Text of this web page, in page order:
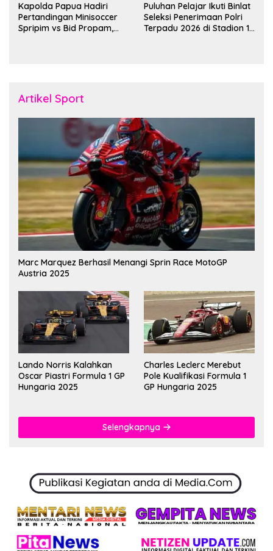
Kapolda Papua Hadiri
Pertandingan Minisoccer
Spripim vs Bid Propam,
Puluhan Pelajar Ikuti Binlat
Seleksi Penerimaan Polri
Terpadu 2026 di Stadion 16
Artikel Sport
Marc Marquez Berhasil Menangi Sprin Race MotoGP
Austria 2025
Lando Norris Kalahkan
Oscar Piastri Formula 1 GP
Hungaria 2025
Charles Leclerc Merebut
Pole Kualifikasi Formula 1
GP Hungaria 2025
Selengkapnya